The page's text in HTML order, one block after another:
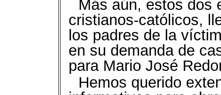
Más aún, estos dos
cristianos-católicos,
los padres de la
en su demanda de
para Mario José
Hemos querido